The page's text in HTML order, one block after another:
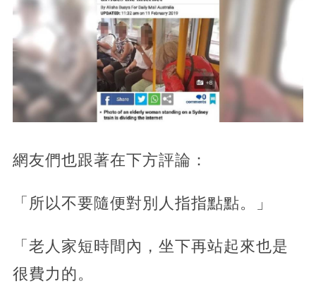
網友們也跟著在下方評論：
「所以不要隨便對別人指指點點。」
「老人家短時間內，坐下再站起來也是
很費力的。